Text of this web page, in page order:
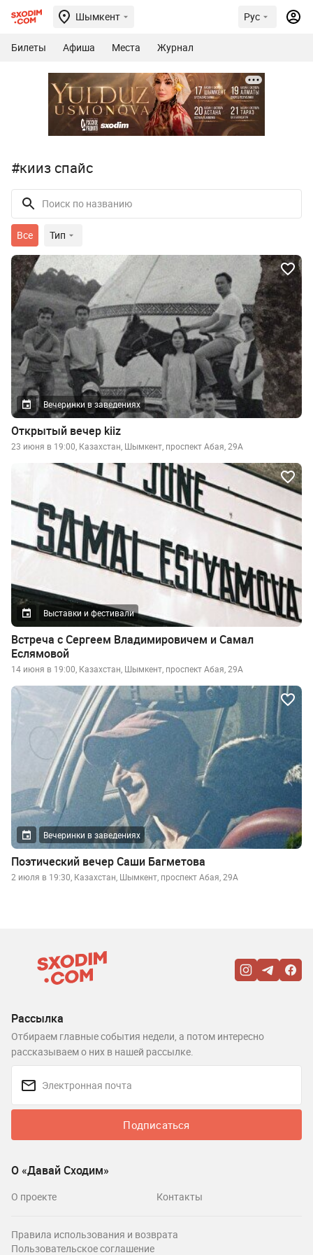
Шымкент Рус
Билеты Афиша Места Журнал
#кииз спайс
Все Тип
Вечеринки в заведениях
Открытый вечер kiiz
23 июня в 19:00, Казахстан, Шымкент, проспект Абая, 29А
Выставки и фестивали
Встреча с Сергеем Владимировичем и Самал
Еслямовой
14 июня в 19:00, Казахстан, Шымкент, проспект Абая, 29А
Вечеринки в заведениях
Поэтический вечер Саши Багметова
2 июля в 19:30, Казахстан, Шымкент, проспект Абая, 29А
Рассылка
Отбираем главные события недели, а потом интересно
рассказываем о них в нашей рассылке.
Подписаться
О «Давай Сходим»
О проекте Контакты
Правила использования и возврата
Пользовательское соглашение